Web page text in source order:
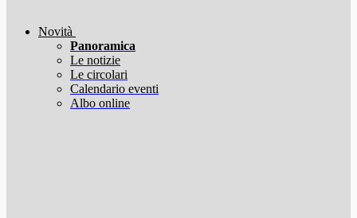
Novità
Panoramica
Le notizie
Le circolari
Calendario eventi
Albo online